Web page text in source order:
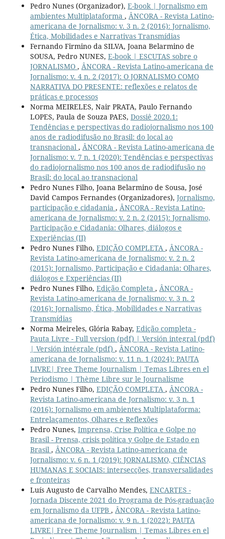
Pedro Nunes (Organizador), E-book | Jornalismo em
ambientes Multiplataforma , ÂNCORA - Revista Latino-
americana de Jornalismo: v. 3 n. 2 (2016): Jornalismo,
Ética, Mobilidades e Narrativas Transmídias
Fernando Firmino da SILVA, Joana Belarmino de
SOUSA, Pedro NUNES, E-book | ESCUTAS sobre o
JORNALISMO , ÂNCORA - Revista Latino-americana de
Jornalismo: v. 4 n. 2 (2017): O JORNALISMO COMO
NARRATIVA DO PRESENTE: reflexões e relatos de
práticas e processos
Norma MEIRELES, Nair PRATA, Paulo Fernando
LOPES, Paula de Souza PAES, Dossiê 2020.1:
Tendências e perspectivas do radiojornalismo nos 100
anos de radiodifusão no Brasil: do local ao
transnacional , ÂNCORA - Revista Latino-americana de
Jornalismo: v. 7 n. 1 (2020): Tendências e perspectivas
do radiojornalismo nos 100 anos de radiodifusão no
Brasil: do local ao transnacional
Pedro Nunes Filho, Joana Belarmino de Sousa, José
David Campos Fernandes (Organizadores), Jornalismo,
participação e cidadania , ÂNCORA - Revista Latino-
americana de Jornalismo: v. 2 n. 2 (2015): Jornalismo,
Participação e Cidadania: Olhares, diálogos e
Experiências (II)
Pedro Nunes Filho, EDIÇÃO COMPLETA , ÂNCORA -
Revista Latino-americana de Jornalismo: v. 2 n. 2
(2015): Jornalismo, Participação e Cidadania: Olhares,
diálogos e Experiências (II)
Pedro Nunes Filho, Edição Completa , ÂNCORA -
Revista Latino-americana de Jornalismo: v. 3 n. 2
(2016): Jornalismo, Ética, Mobilidades e Narrativas
Transmídias
Norma Meireles, Glória Rabay, Edição completa -
Pauta Livre - Full version (pdf) | Versión integral (pdf)
| Versión intégrale (pdf) , ÂNCORA - Revista Latino-
americana de Jornalismo: v. 11 n. 1 (2024): PAUTA
LIVRE| Free Theme Journalism | Temas Libres en el
Periodismo | Thème Libre sur le Journalisme
Pedro Nunes Filho, EDIÇÃO COMPLETA , ÂNCORA -
Revista Latino-americana de Jornalismo: v. 3 n. 1
(2016): Jornalismo em ambientes Multiplataforma:
Entrelaçamentos, Olhares e Reflexões
Pedro Nunes, Imprensa, Crise Política e Golpe no
Brasil - Prensa, crisis política y Golpe de Estado en
Brasil , ÂNCORA - Revista Latino-americana de
Jornalismo: v. 6 n. 1 (2019): JORNALISMO, CIÊNCIAS
HUMANAS E SOCIAIS: intersecções, transversalidades
e fronteiras
Luís Augusto de Carvalho Mendes, ENCARTES -
Jornada Discente 2021 do Programa de Pós-graduação
em Jornalismo da UFPB , ÂNCORA - Revista Latino-
americana de Jornalismo: v. 9 n. 1 (2022): PAUTA
LIVRE| Free Theme Journalism | Temas Libres en el